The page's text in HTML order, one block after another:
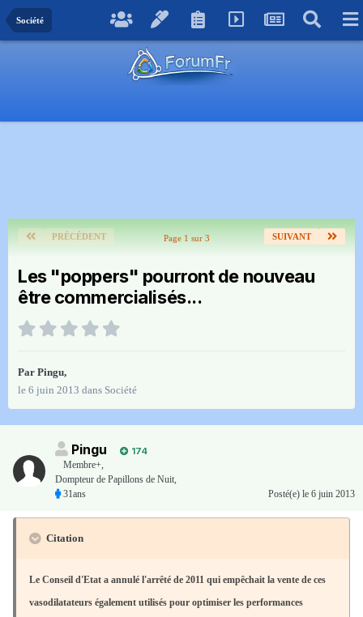
Société
PRÉCÉDENT SUIVANT
Page 1 sur 3
Les "poppers" pourront de nouveau
être commercialisés...
Par Pingu,
le 6 juin 2013 dans Société
Pingu
174
Membre+,
Dompteur de Papillons de Nuit,
31ans
Posté(e) le 6 juin 2013
Citation
Le Conseil d'Etat a annulé l'arrêté de 2011 qui empêchait la vente de ces
vasodilatateurs également utilisés pour optimiser les performances